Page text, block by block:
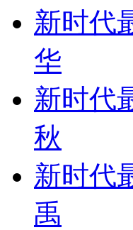
新时代
华
新时代
秋
新时代
禹